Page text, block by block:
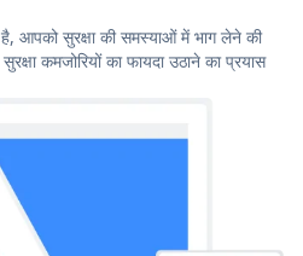
आपको सुरक्षा की समस्याओं में भाग लेने की
कमजोरियों का फायदा उठाने का प्रयास